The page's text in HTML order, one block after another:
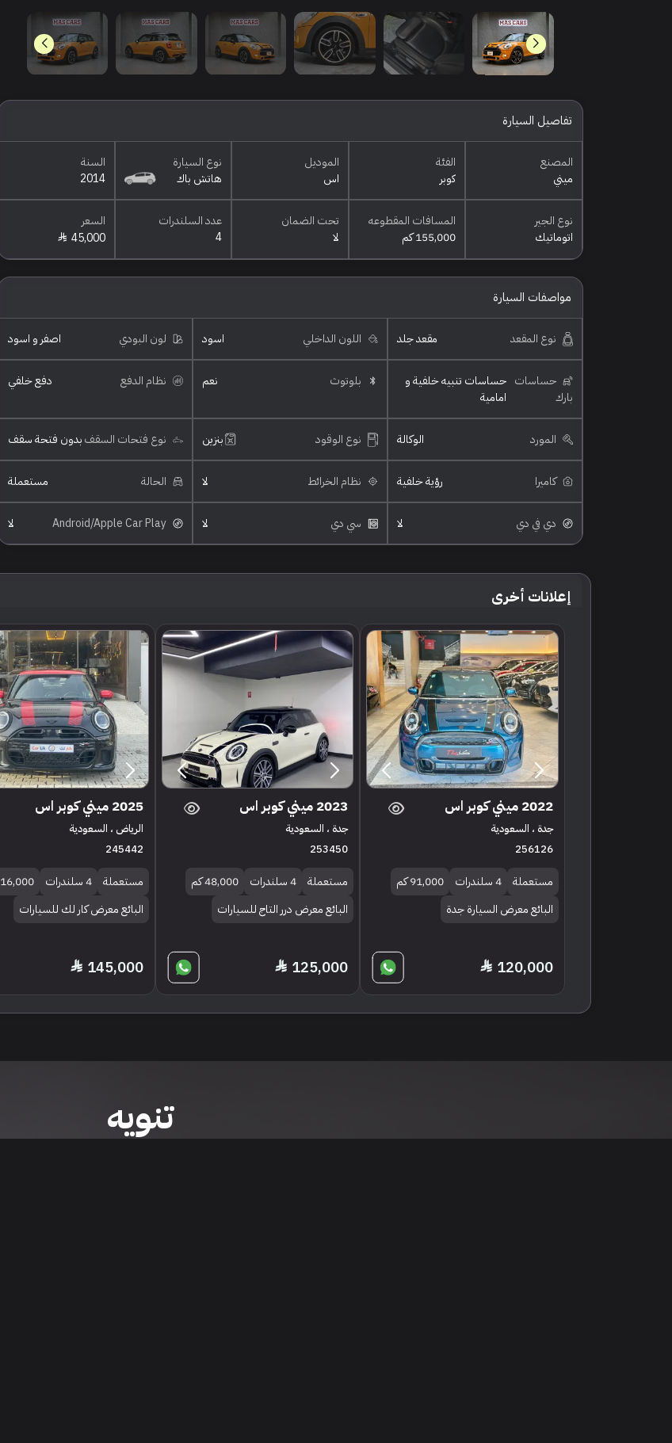
تفاصيل السيارة
المصنع
ميني
الفئة
كوبر
الموديل
اس
نوع السيارة
هاتش باك
السنة
2014
نوع الجير
اتوماتيك
المسافات المقطوعه
155,000 كم
تحت الضمان
لا
عدد السلندرات
4
السعر
45,000
مواصفات السيارة
نوع المقعد مقعد جلد اللون الداخلي اسود لون البودي اصفر و اسود
حساسات
بارك
حساسات تنبيه خلفية و
امامية
بلوتوث نعم نظام الدفع دفع خلفي
المورد الوكالة نوع الوقود بنزين نوع فتحات السقفبدون فتحة سقف
كاميرا رؤية خلفية نظام الخرائط لا الحالة مستعملة
دي في دي لا سي دي لا لا
إعلانات أخرى
2022 ميني كوبر اس
جدة ، السعودية
256126
مستعملة 4 سلندرات
91,000 كم
البائع معرض السيارة جدة
120,000
2023 ميني كوبر اس
جدة ، السعودية
253450
مستعملة 4 سلندرات
48,000 كم
البائع معرض درر التاج للسيارات
125,000
2025 ميني كوبر اس
الرياض ، السعودية
245442
مستعملة 4 سلندرات
16,000 كم
البائع معرض كار لك للسيارات
145,000
تنويه